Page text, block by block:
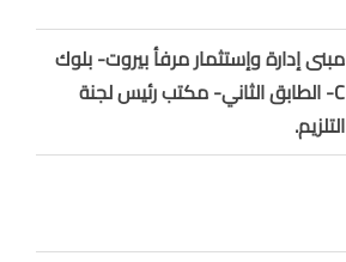
مبنى إدارة وإستثمار مرفأ بيروت- بلوك
C- الطابق الثاني- مكتب رئيس لجنة
التلزيم.